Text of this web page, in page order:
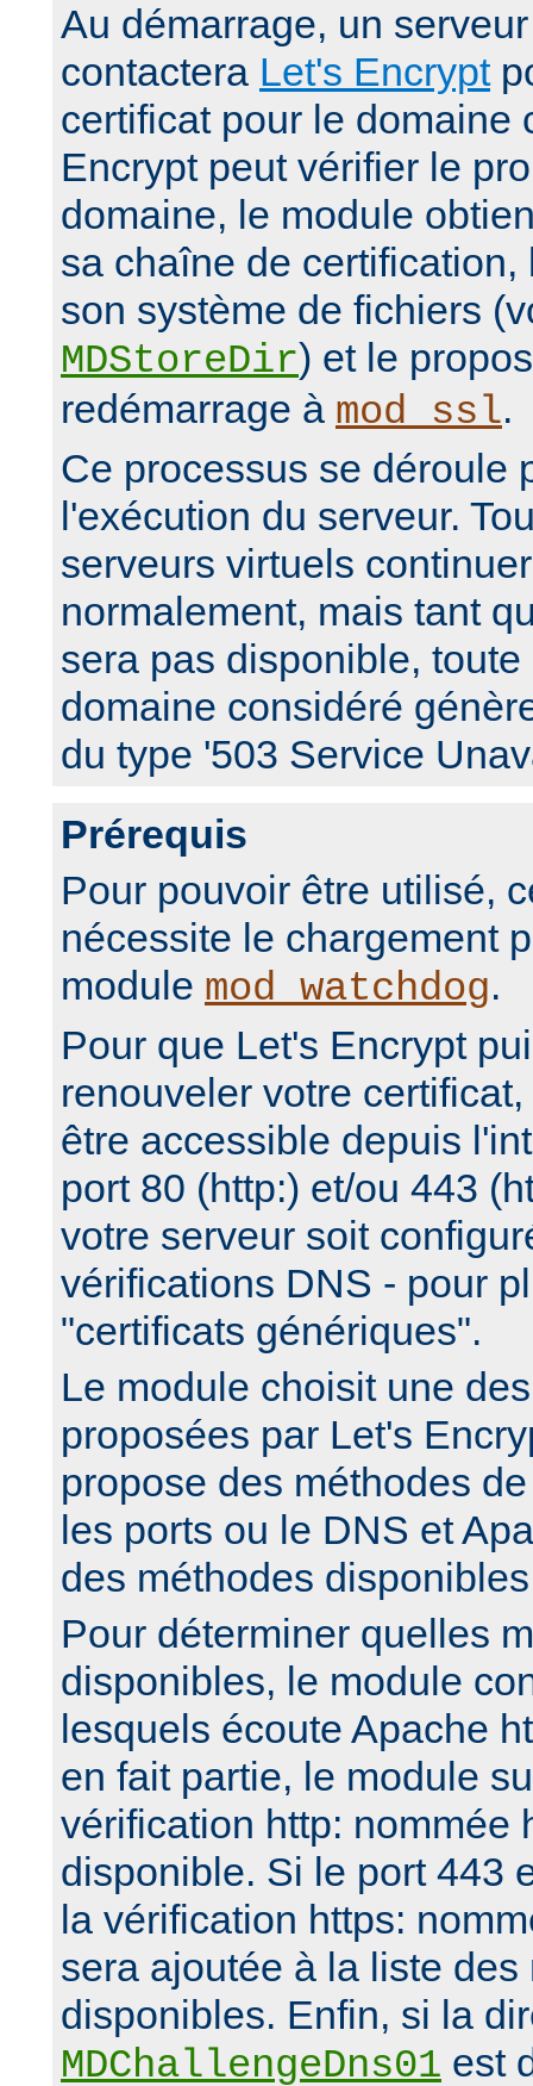
Au démarrage, un
contactera Let's Encrypt
certificat pour le domaine
Encrypt peut vérifier le
domaine, le module
sa chaîne de certification,
son système de fichiers
MDStoreDir) et le
redémarrage à mod_ssl.
Ce processus se déroule
l'exécution du serveur.
serveurs virtuels
normalement, mais tant
sera pas disponible,
domaine considéré
du type '503 Service
Prérequis
Pour pouvoir être utilisé,
nécessite le chargement
module mod_watchdog.
Pour que Let's Encrypt
renouveler votre
être accessible depuis
port 80 (http:) et/ou 443
votre serveur soit
vérifications DNS - pour
"certificats génériques".
Le module choisit une
proposées par Let's
propose des méthodes
les ports ou le DNS et
des méthodes
Pour déterminer quelles
disponibles, le module
lesquels écoute Apache
en fait partie, le module
vérification http: nommée
disponible. Si le port 443
la vérification https:
sera ajoutée à la liste des
disponibles. Enfin, si la
MDChallengeDns01 est